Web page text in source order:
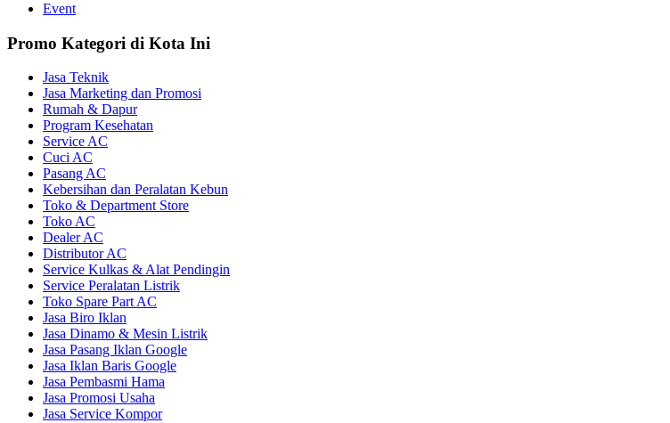
Event
Promo Kategori di Kota Ini
Jasa Teknik
Jasa Marketing dan Promosi
Rumah & Dapur
Program Kesehatan
Service AC
Cuci AC
Pasang AC
Kebersihan dan Peralatan Kebun
Toko & Department Store
Toko AC
Dealer AC
Distributor AC
Service Kulkas & Alat Pendingin
Service Peralatan Listrik
Toko Spare Part AC
Jasa Biro Iklan
Jasa Dinamo & Mesin Listrik
Jasa Pasang Iklan Google
Jasa Iklan Baris Google
Jasa Pembasmi Hama
Jasa Promosi Usaha
Jasa Service Kompor